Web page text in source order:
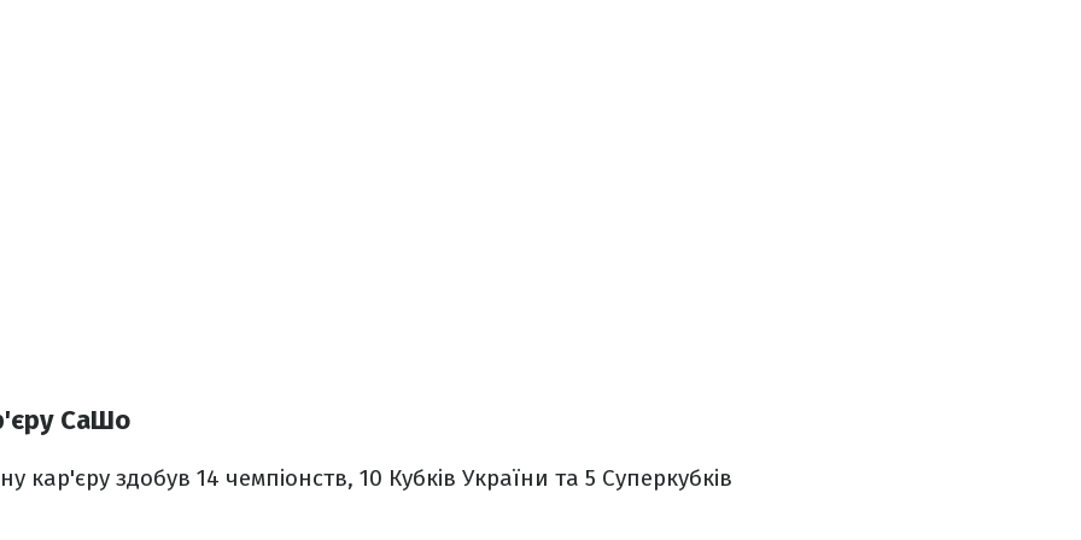
СаШо
кар'єру здобув 14 чемпіонств, 10 Кубків України та 5 Суперкубків